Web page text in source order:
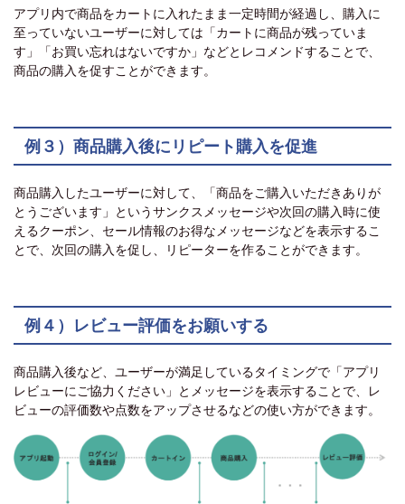
アプリ内で商品をカートに入れたまま一定時間が経過し、購入に
至っていないユーザーに対しては「カートに商品が残っていま
す」「お買い忘れはないですか」などとレコメンドすることで、
商品の購入を促すことができます。
例３）商品購入後にリピート購入を促進
商品購入したユーザーに対して、「商品をご購入いただきありが
とうございます」というサンクスメッセージや次回の購入時に使
えるクーポン、セール情報のお得なメッセージなどを表示するこ
とで、次回の購入を促し、リピーターを作ることができます。
例４）レビュー評価をお願いする
商品購入後など、ユーザーが満足しているタイミングで「アプリ
レビューにご協力ください」とメッセージを表示することで、レ
ビューの評価数や点数をアップさせるなどの使い方ができます。